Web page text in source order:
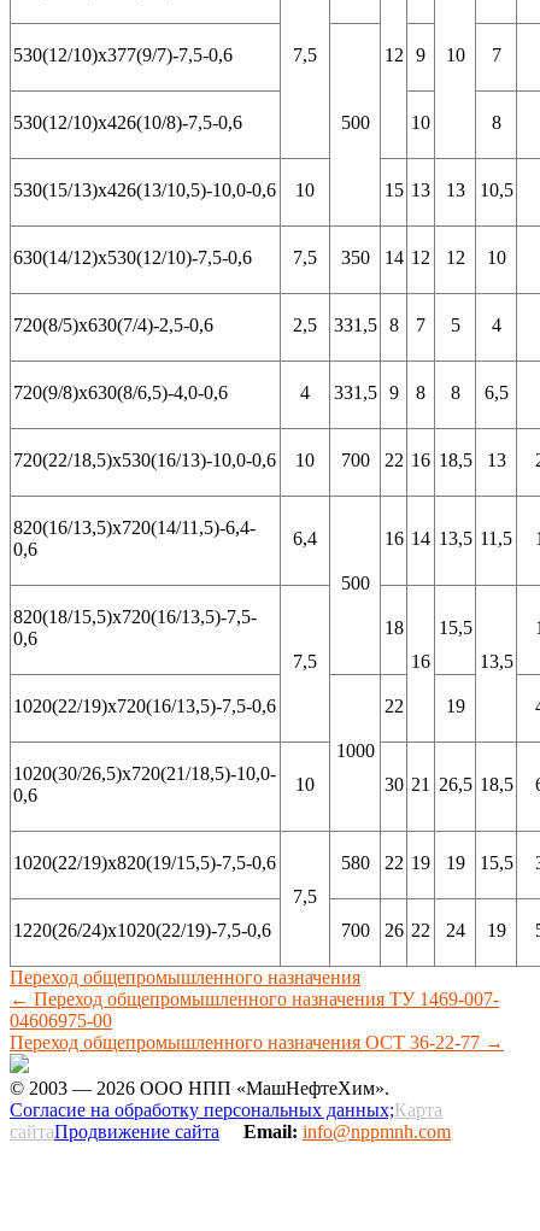
7,5 12 10
530(12/10)х377(9/7)-7,5-0,6
500
9 7
530(12/10)х426(10/8)-7,5-0,6 10 8
530(15/13)х426(13/10,5)-10,0-0,6 10 15 13 13 10,5
630(14/12)х530(12/10)-7,5-0,6 7,5 350 14 12 12 10
720(8/5)х630(7/4)-2,5-0,6 2,5 331,5 8 7 5 4
720(9/8)х630(8/6,5)-4,0-0,6 4 331,5 9 8 8 6,5
720(22/18,5)х530(16/13)-10,0-0,6 10 700 22 16 18,5 13
820(16/13,5)х720(14/11,5)-6,4-
0,6
6,4
500
16 14 13,5 11,5
820(18/15,5)х720(16/13,5)-7,5-
0,6
7,5
18
16
15,5
13,5
1020(22/19)х720(16/13,5)-7,5-0,6
1000
22 19
1020(30/26,5)х720(21/18,5)-10,0-
0,6
10 30 21 26,5 18,5
1020(22/19)х820(19/15,5)-7,5-0,6
7,5
580 22 19 19 15,5
1220(26/24)х1020(22/19)-7,5-0,6 700 26 22 24 19
Переход общепромышленного назначения
← Переход общепромышленного назначения ТУ 1469-007-
04606975-00
Переход общепромышленного назначения ОСТ 36-22-77 →
© 2003 — 2026 ООО НПП «МашНефтеХим».
Согласие на обработку персональных данных;Карта
сайтаПродвижение сайта Email: info@nppmnh.com